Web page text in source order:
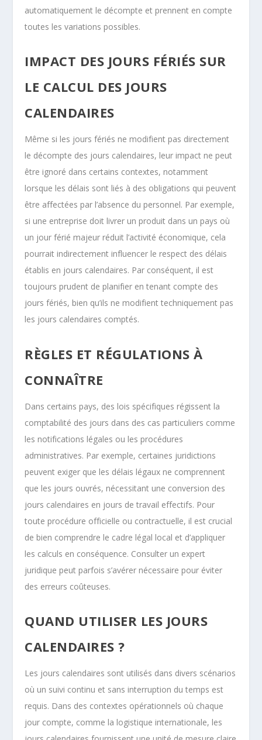
automatiquement le décompte et prennent en compte
toutes les variations possibles.
IMPACT DES JOURS FÉRIÉS SUR
LE CALCUL DES JOURS
CALENDAIRES
Même si les jours fériés ne modifient pas directement
le décompte des jours calendaires, leur impact ne peut
être ignoré dans certains contextes, notamment
lorsque les délais sont liés à des obligations qui peuvent
être affectées par l’absence du personnel. Par exemple,
si une entreprise doit livrer un produit dans un pays où
un jour férié majeur réduit l’activité économique, cela
pourrait indirectement influencer le respect des délais
établis en jours calendaires. Par conséquent, il est
toujours prudent de planifier en tenant compte des
jours fériés, bien qu’ils ne modifient techniquement pas
les jours calendaires comptés.
RÈGLES ET RÉGULATIONS À
CONNAÎTRE
Dans certains pays, des lois spécifiques régissent la
comptabilité des jours dans des cas particuliers comme
les notifications légales ou les procédures
administratives. Par exemple, certaines juridictions
peuvent exiger que les délais légaux ne comprennent
que les jours ouvrés, nécessitant une conversion des
jours calendaires en jours de travail effectifs. Pour
toute procédure officielle ou contractuelle, il est crucial
de bien comprendre le cadre légal local et d’appliquer
les calculs en conséquence. Consulter un expert
juridique peut parfois s’avérer nécessaire pour éviter
des erreurs coûteuses.
QUAND UTILISER LES JOURS
CALENDAIRES ?
Les jours calendaires sont utilisés dans divers scénarios
où un suivi continu et sans interruption du temps est
requis. Dans des contextes opérationnels où chaque
jour compte, comme la logistique internationale, les